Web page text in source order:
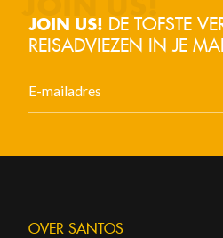
JOIN US! DE TOFSTE
REISADVIEZEN IN JE
OVER SANTOS